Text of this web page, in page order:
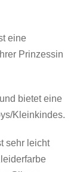
eine
Prinzessin
bietet eine
Kleinkindes.
sehr leicht